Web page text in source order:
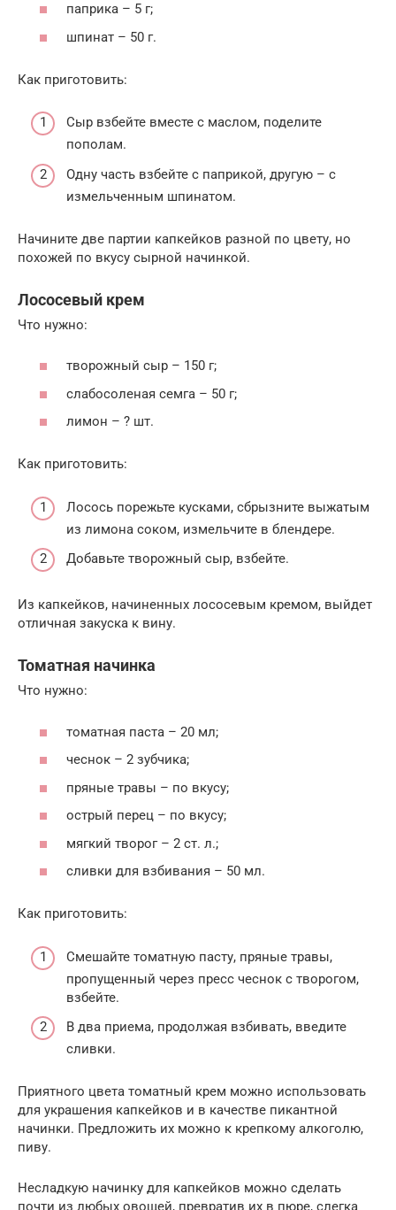
паприка – 5 г;
шпинат – 50 г.
Как приготовить:
Сыр взбейте вместе с маслом, поделите
пополам.
Одну часть взбейте с паприкой, другую – с
измельченным шпинатом.
Начините две партии капкейков разной по цвету, но
похожей по вкусу сырной начинкой.
Лососевый крем
Что нужно:
творожный сыр – 150 г;
слабосоленая семга – 50 г;
лимон – ? шт.
Как приготовить:
Лосось порежьте кусками, сбрызните выжатым
из лимона соком, измельчите в блендере.
Добавьте творожный сыр, взбейте.
Из капкейков, начиненных лососевым кремом, выйдет
отличная закуска к вину.
Томатная начинка
Что нужно:
томатная паста – 20 мл;
чеснок – 2 зубчика;
пряные травы – по вкусу;
острый перец – по вкусу;
мягкий творог – 2 ст. л.;
сливки для взбивания – 50 мл.
Как приготовить:
Смешайте томатную пасту, пряные травы,
пропущенный через пресс чеснок с творогом,
взбейте.
В два приема, продолжая взбивать, введите
сливки.
Приятного цвета томатный крем можно использовать
для украшения капкейков и в качестве пикантной
начинки. Предложить их можно к крепкому алкоголю,
пиву.
Несладкую начинку для капкейков можно сделать
почти из любых овощей, превратив их в пюре, слегка